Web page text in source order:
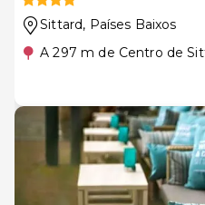
Sittard, Países Baixos
A 297 m de Centro de